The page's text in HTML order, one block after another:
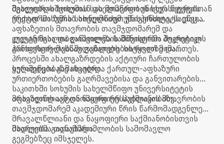
მგალობლიშვილთან და მთავრობის სხვა წევრებთან
ერთად სოხუმის სახელმწიფო უნივერსიტეტს ეწვია.
შეხვედრას სოხუმის სახელმწიფო უნივერსიტეტის
რექტორმა ზურაბ ხონელიძემ უმასპინძლა, სადაც
აფხაზეთის მთავრობის თავმჯდომარემ და
კულტურისა და განათლების მინისტრმა შეკრებილ
პროფესორ-მასწავლებლებს სიტყვით მიმართეს.
ლევან მგალობლიშვილმა სამშვიდობო პოლიტიკის
განხორციელებაში განათლების როლზე და
პროცესში ახალგაზრდების აქტიური ჩართულობის
ხელშეწყობაზე ისაუბრა.
ყურადღება გამახვილდა ქართულ-აფხაზური
ურთიერთობების გაღრმავებისა და განვითარების
საკითხში სოხუმის სახელმწიფო უნივერსიტეტის
მრავალწლიან და ნაყოფიერ საქმიანობაზე.
აფხაზეთის ავტონომიური რესპუბლიკის მთავრობის
თავმჯდომარემ აკადემიური წრის წარმომადგენლებს
მრავალწლიანი და ნაყოფიერი საქმიანობისთვის
მადლობა გადაუხადა.
მხარეებმა თანამშრომლობის სამომავლო
გეგმებზეც იმსჯელეს.